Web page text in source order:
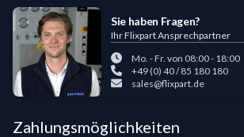
Sie haben Fragen?
Ihr Flixpart Ansprechpartner
Mo. - Fr. von 08:00 - 18:00
+49 (0) 40 / 85 180 180
sales@flixpart.de
Zahlungsmöglichkeiten